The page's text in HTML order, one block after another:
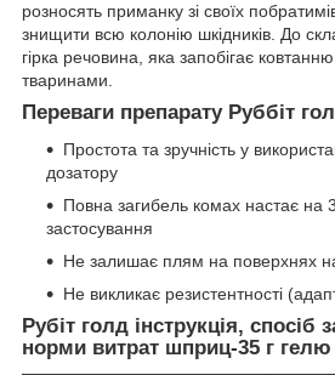
розносять приманку зі своїх
знищити всю колонію шкідників. До
гірка речовина, яка запобігає
тваринами.
Переваги препарату Руббіт
Простота та зручність у
дозатору
Повна загибель комах настає на
застосування
Не залишає плям на поверхнях
Не викликає резистентності
Рубіт голд інструкція, спосіб
норми витрат шприц-35 г гелю